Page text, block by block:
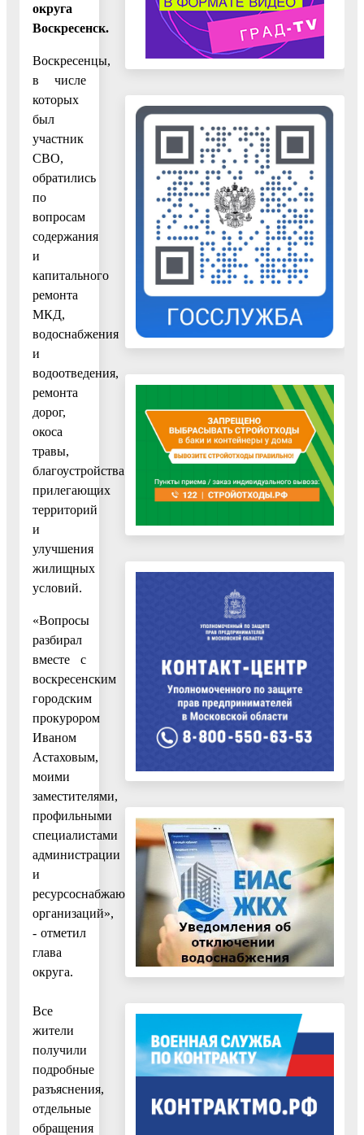
округа
Воскресенск.
Воскресенцы,
в числе
которых
был
участник
СВО,
обратились
по
вопросам
содержания
и
капитального
ремонта
МКД,
водоснабжения
и
водоотведения,
ремонта
дорог,
окоса
травы,
благоустройства
прилегающих
территорий
и
улучшения
жилищных
условий.
«Вопросы
разбирал
вместе с
воскресенским
городским
прокурором
Иваном
Астаховым,
моими
заместителями,
профильными
специалистами
администрации
и
ресурсоснабжающих
организаций»,
- отметил
глава
округа.
Все
жители
получили
подробные
разъяснения,
отдельные
обращения